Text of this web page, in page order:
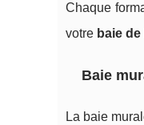
Chaque
votre baie
Baie
La baie